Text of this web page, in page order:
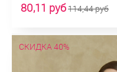
80,11 руб114,44 руб
СКИДКА 40%